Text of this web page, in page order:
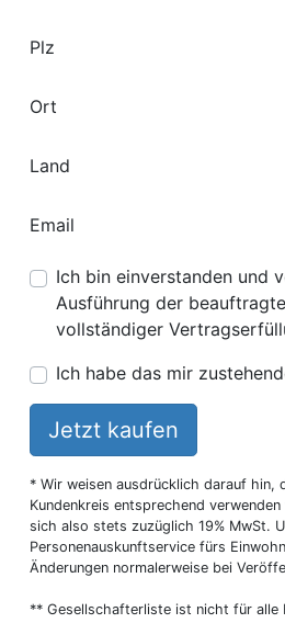
Plz
Ort
Land
Email
Ich bin einverstanden und
Ausführung der
vollständiger
Ich habe das mir
Jetzt kaufen
* Wir weisen ausdrücklich darauf hin,
Kundenkreis entsprechend
sich also stets zuzüglich 19% MwSt.
Personenauskunftservice fürs
Änderungen normalerweise bei
** Gesellschafterliste ist nicht für alle